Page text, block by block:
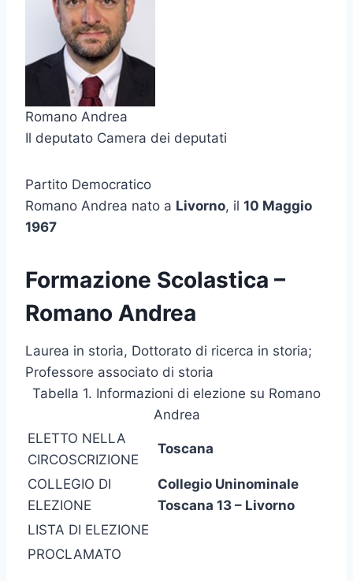
Romano Andrea
Il deputato Camera dei deputati
Partito Democratico
Romano Andrea nato a Livorno, il 10 Maggio
1967
Formazione Scolastica –
Romano Andrea
Laurea in storia, Dottorato di ricerca in storia;
Professore associato di storia
Tabella 1. Informazioni di elezione su Romano
Andrea
ELETTO NELLA
CIRCOSCRIZIONE
Toscana
COLLEGIO DI
ELEZIONE
Collegio Uninominale
Toscana 13 – Livorno
LISTA DI ELEZIONE
PROCLAMATO